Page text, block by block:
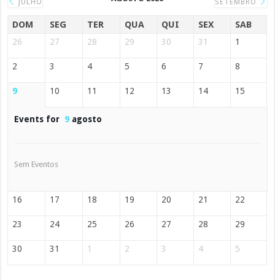
JULHO SETEMBRO
DOM SEG TER QUA QUI SEX SAB
26 27 28 29 30 31 1
2 3 4 5 6 7 8
9 10 11 12 13 14 15
Events for 9 agosto
Sem Eventos
16 17 18 19 20 21 22
23 24 25 26 27 28 29
30 31 1 2 3 4 5